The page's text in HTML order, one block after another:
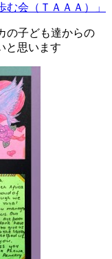
む会（ＴＡＡＡ）」
の子ども達からの
と思います